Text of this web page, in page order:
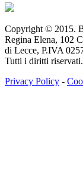
Copyright © 2015.
Regina Elena, 102
di Lecce, P.IVA
Tutti i diritti
Privacy Policy -